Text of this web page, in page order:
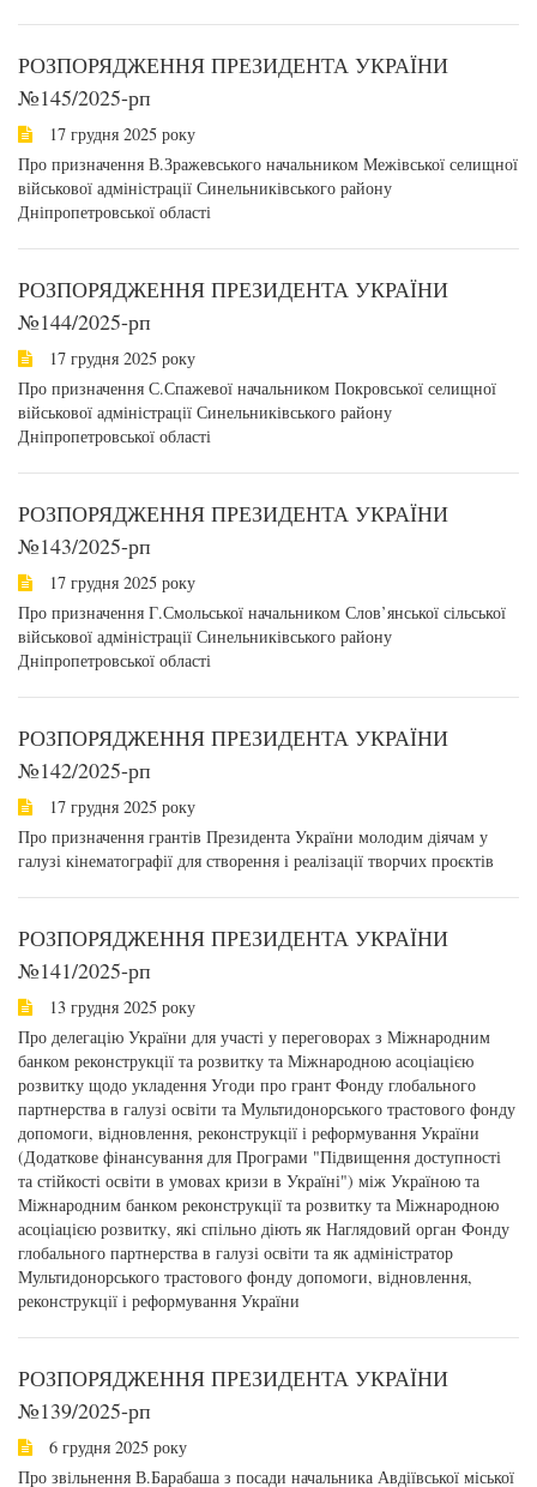
РОЗПОРЯДЖЕННЯ ПРЕЗИДЕНТА УКРАЇНИ
№145/2025-рп
17 грудня 2025 року
Про призначення В.Зражевського начальником Межівської селищної
військової адміністрації Синельниківського району
Дніпропетровської області
РОЗПОРЯДЖЕННЯ ПРЕЗИДЕНТА УКРАЇНИ
№144/2025-рп
17 грудня 2025 року
Про призначення С.Спажевої начальником Покровської селищної
військової адміністрації Синельниківського району
Дніпропетровської області
РОЗПОРЯДЖЕННЯ ПРЕЗИДЕНТА УКРАЇНИ
№143/2025-рп
17 грудня 2025 року
Про призначення Г.Смольської начальником Слов’янської сільської
військової адміністрації Синельниківського району
Дніпропетровської області
РОЗПОРЯДЖЕННЯ ПРЕЗИДЕНТА УКРАЇНИ
№142/2025-рп
17 грудня 2025 року
Про призначення грантів Президента України молодим діячам у
галузі кінематографії для створення і реалізації творчих проєктів
РОЗПОРЯДЖЕННЯ ПРЕЗИДЕНТА УКРАЇНИ
№141/2025-рп
13 грудня 2025 року
Про делегацію України для участі у переговорах з Міжнародним
банком реконструкції та розвитку та Міжнародною асоціацією
розвитку щодо укладення Угоди про грант Фонду глобального
партнерства в галузі освіти та Мультидонорського трастового фонду
допомоги, відновлення, реконструкції і реформування України
(Додаткове фінансування для Програми "Підвищення доступності
та стійкості освіти в умовах кризи в Україні") між Україною та
Міжнародним банком реконструкції та розвитку та Міжнародною
асоціацією розвитку, які спільно діють як Наглядовий орган Фонду
глобального партнерства в галузі освіти та як адміністратор
Мультидонорського трастового фонду допомоги, відновлення,
реконструкції і реформування України
РОЗПОРЯДЖЕННЯ ПРЕЗИДЕНТА УКРАЇНИ
№139/2025-рп
6 грудня 2025 року
Про звільнення В.Барабаша з посади начальника Авдіївської міської